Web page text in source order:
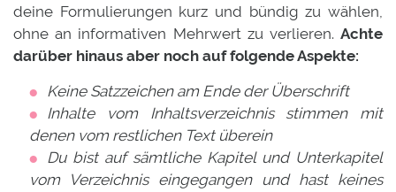
deine Formulierungen kurz und bündig zu wählen,
ohne an informativen Mehrwert zu verlieren. Achte
darüber hinaus aber noch auf folgende Aspekte:
Keine Satzzeichen am Ende der Überschrift
Inhalte vom Inhaltsverzeichnis stimmen mit
denen vom restlichen Text überein
Du bist auf sämtliche Kapitel und Unterkapitel
vom Verzeichnis eingegangen und hast keines